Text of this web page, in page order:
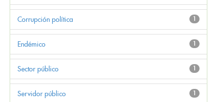
1
Corrupción política
1
Endémico
1
Sector público
1
Servidor público